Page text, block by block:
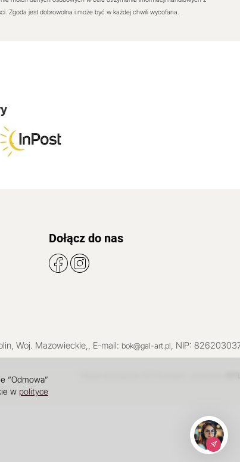
Zgoda jest dobrowolna i może być w każdej chwili wycofana.
Dołącz do nas
, Woj. Mazowieckie , E-mail: bok@gal-art.pl , NIP:
“Odmowa”
w polityce